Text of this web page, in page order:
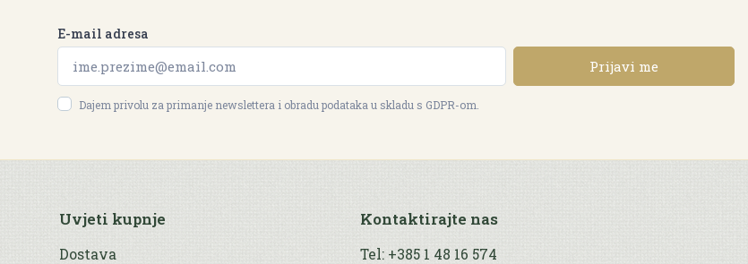
E-mail adresa
Prijavi me
Dajem privolu za primanje newslettera i obradu podataka u skladu s GDPR-om.
Uvjeti kupnje
Dostava
Kontaktirajte nas
Tel: +385 1 48 16 574